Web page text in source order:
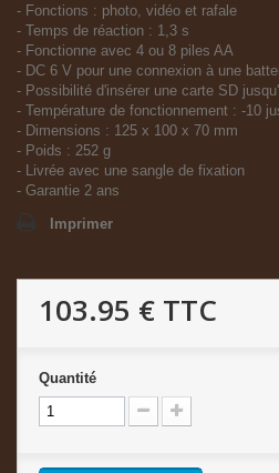
- Fonctions : photo, vidéo et rafale
- Temps de réaction : 1,3 s
- Fonctionne avec 4 ou 8 piles AA
- DC 6 V pour une connexion à une
- Possibilité d'insérer une carte SD
- Température de fonctionnement : -10
- Dimensions : 125 x 100 x 70 mm
- Poids : 252 g
- Livrée avec une sangle de fixation
- Garantie 2 ans
Imprimer
103.95 € TTC
Quantité